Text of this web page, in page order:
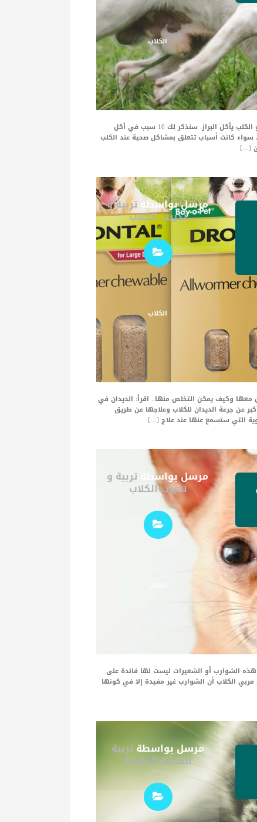
الكلاب
لماذا يأكل الجرو فضلاته ؟ هناك العديد من الأسباب السلوكية التي تجعل الجرو أو الكلب يأكل البراز. سنذكر لك 10 سبب في أكل
سواء كانت أسباب تتعلق بمشاكل صحية عند الكلب
[…]
مرسل بواسطةتربية و
تدريب الكلاب
الكلاب
وكيف يمكن التخلص منها.. اقرأ: الديدان في
عن جرعة الديدان للكلاب وعلاجها عن طريق
التي ستسمع عنها عند علاج […]
مرسل بواسطة تربية و
تدريب الكلاب
الشوارب أو الشعيرات ليست لها فائدة على
الكلاب أن الشوارب غير مفيدة إلا في كونها
مرسل بواسطةتربية
القطط المنزلية